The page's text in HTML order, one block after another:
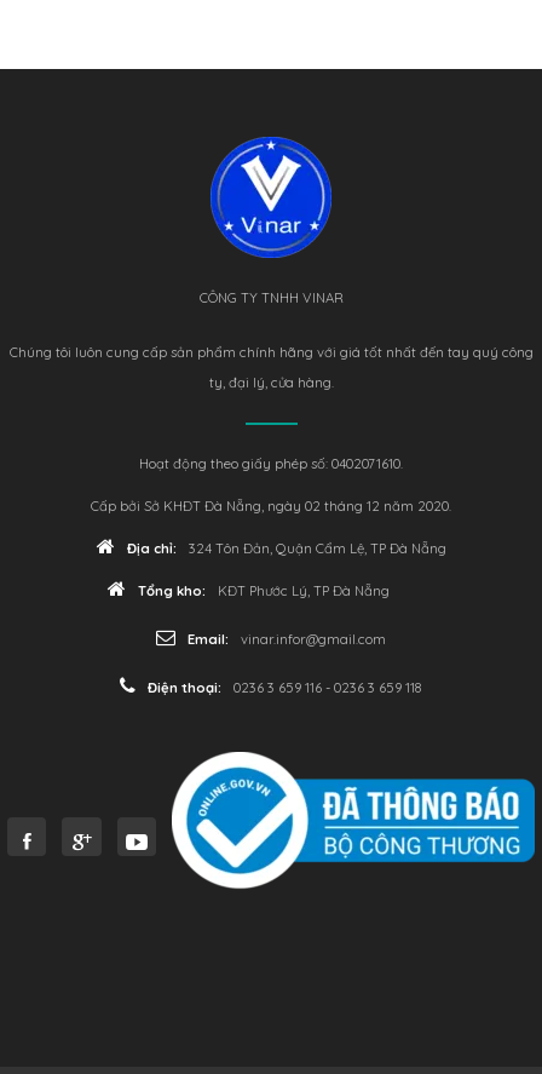
CÔNG TY TNHH VINAR
Chúng tôi luôn cung cấp sản phẩm chính hãng với giá tốt nhất đến tay quý công
ty, đại lý, cửa hàng.
Hoạt động theo giấy phép số: 0402071610.
Cấp bởi Sở KHĐT Đà Nẵng, ngày 02 tháng 12 năm 2020.
Địa chỉ: 324 Tôn Đản, Quận Cẩm Lệ, TP Đà Nẵng
Tổng kho: KĐT Phước Lý, TP Đà Nẵng
Email: vinar.infor@gmail.com
Điện thoại: 0236 3 659 116 - 0236 3 659 118